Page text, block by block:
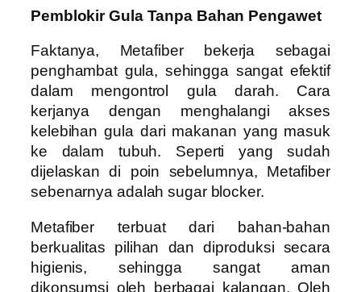
Pemblokir Gula Tanpa Bahan Pengawet
Faktanya, Metafiber bekerja sebagai
penghambat gula, sehingga sangat efektif
dalam mengontrol gula darah. Cara
kerjanya dengan menghalangi akses
kelebihan gula dari makanan yang masuk
ke dalam tubuh. Seperti yang sudah
dijelaskan di poin sebelumnya, Metafiber
sebenarnya adalah sugar blocker.
Metafiber terbuat dari bahan-bahan
berkualitas pilihan dan diproduksi secara
higienis, sehingga sangat aman
dikonsumsi oleh berbagai kalangan. Oleh